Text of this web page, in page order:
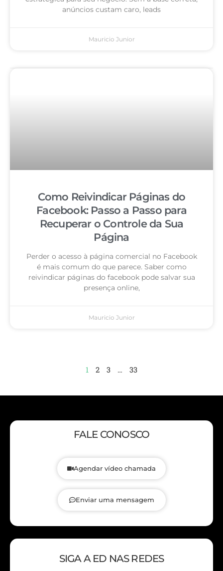
anúncios custam caro, leads
Mauricio Junior
Como Reivindicar Páginas do
Facebook: Passo a Passo para
Recuperar o Controle da Sua
Página
Perder o acesso à página comercial no Facebook
é mais comum do que parece. Saber como
reivindicar páginas do facebook pode salvar sua
presença online,
Mauricio Junior
1 2 3 … 33
FALE CONOSCO
Agendar vídeo chamada
Enviar uma mensagem
SIGA A ED NAS REDES